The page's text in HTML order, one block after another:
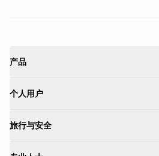
产品
个人用户
旅行与安全